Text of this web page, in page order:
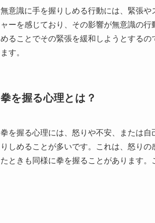
無意識に手を握りしめる行動には、緊張
ャーを感じており、その影響が無意識の
めることでその緊張を緩和しようとする
ます。
拳を握る心理とは？
拳を握る心理には、怒りや不安、または
りしめることが多いです。これは、怒り
たときも同様に拳を握ることがあります。